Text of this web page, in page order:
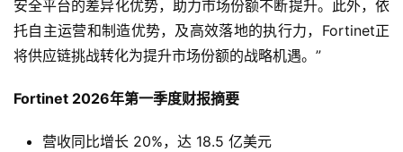
安全平台的差异化优势，助力市场份额不断提升。此外，依
托自主运营和制造优势，及高效落地的执行力，Fortinet正
将供应链挑战转化为提升市场份额的战略机遇。”
Fortinet 2026年第一季度财报摘要
营收同比增长 20%，达 18.5 亿美元